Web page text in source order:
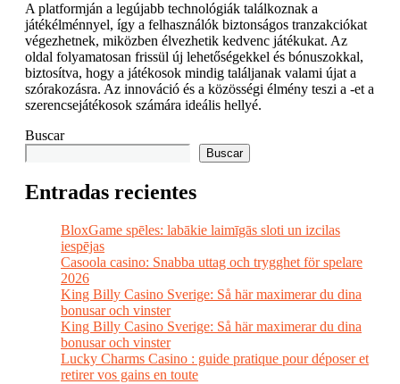
A platformján a legújabb technológiák találkoznak a
játékélménnyel, így a felhasználók biztonságos tranzakciókat
végezhetnek, miközben élvezhetik kedvenc játékukat. Az
oldal folyamatosan frissül új lehetőségekkel és bónuszokkal,
biztosítva, hogy a játékosok mindig találjanak valami újat a
szórakozásra. Az innováció és a közösségi élmény teszi a -et a
szerencsejátékosok számára ideális hellyé.
Buscar
Buscar
Entradas recientes
BloxGame spēles: labākie laimīgās sloti un izcilas
iespējas
Casoola casino: Snabba uttag och trygghet för spelare
2026
King Billy Casino Sverige: Så här maximerar du dina
bonusar och vinster
King Billy Casino Sverige: Så här maximerar du dina
bonusar och vinster
Lucky Charms Casino : guide pratique pour déposer et
retirer vos gains en toute